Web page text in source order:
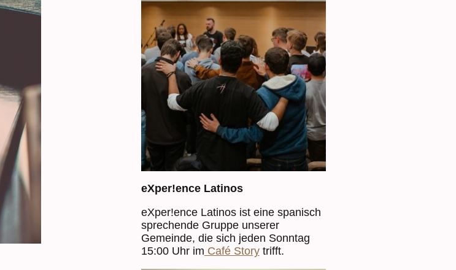
eXper!ence Latinos
eXper!ence Latinos ist eine spanisch
sprechende Gruppe unserer
Gemeinde, die sich jeden Sonntag
15:00 Uhr im Café Storytrifft.